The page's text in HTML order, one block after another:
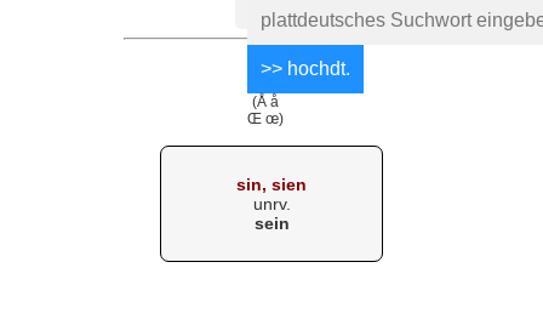
(Å å
Œ œ)
sin, sien
unrv.
sein